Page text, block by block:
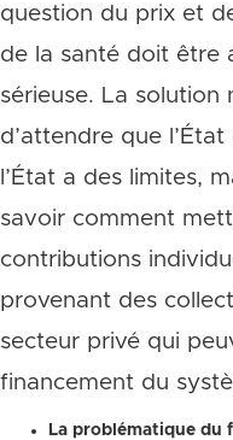
question du prix et
de la santé doit être
sérieuse. La solution
d’attendre que
l’État a des limites,
savoir comment
contributions
provenant des
secteur privé qui
financement du
La problématique du